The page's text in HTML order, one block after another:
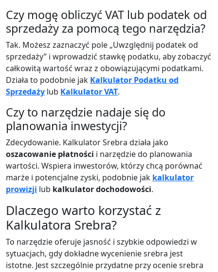
Czy mogę obliczyć VAT lub podatek od
sprzedaży za pomocą tego narzędzia?
Tak. Możesz zaznaczyć pole „Uwzględnij podatek od
sprzedaży” i wprowadzić stawkę podatku, aby zobaczyć
całkowitą wartość wraz z obowiązującymi podatkami.
Działa to podobnie jak Kalkulator Podatku od
Sprzedaży lub Kalkulator VAT.
Czy to narzędzie nadaje się do
planowania inwestycji?
Zdecydowanie. Kalkulator Srebra działa jako
oszacowanie płatności i narzędzie do planowania
wartości. Wspiera inwestorów, którzy chcą porównać
marże i potencjalne zyski, podobnie jak kalkulator
prowizji lub kalkulator dochodowości.
Dlaczego warto korzystać z
Kalkulatora Srebra?
To narzędzie oferuje jasność i szybkie odpowiedzi w
sytuacjach, gdy dokładne wycenienie srebra jest
istotne. Jest szczególnie przydatne przy ocenie srebra